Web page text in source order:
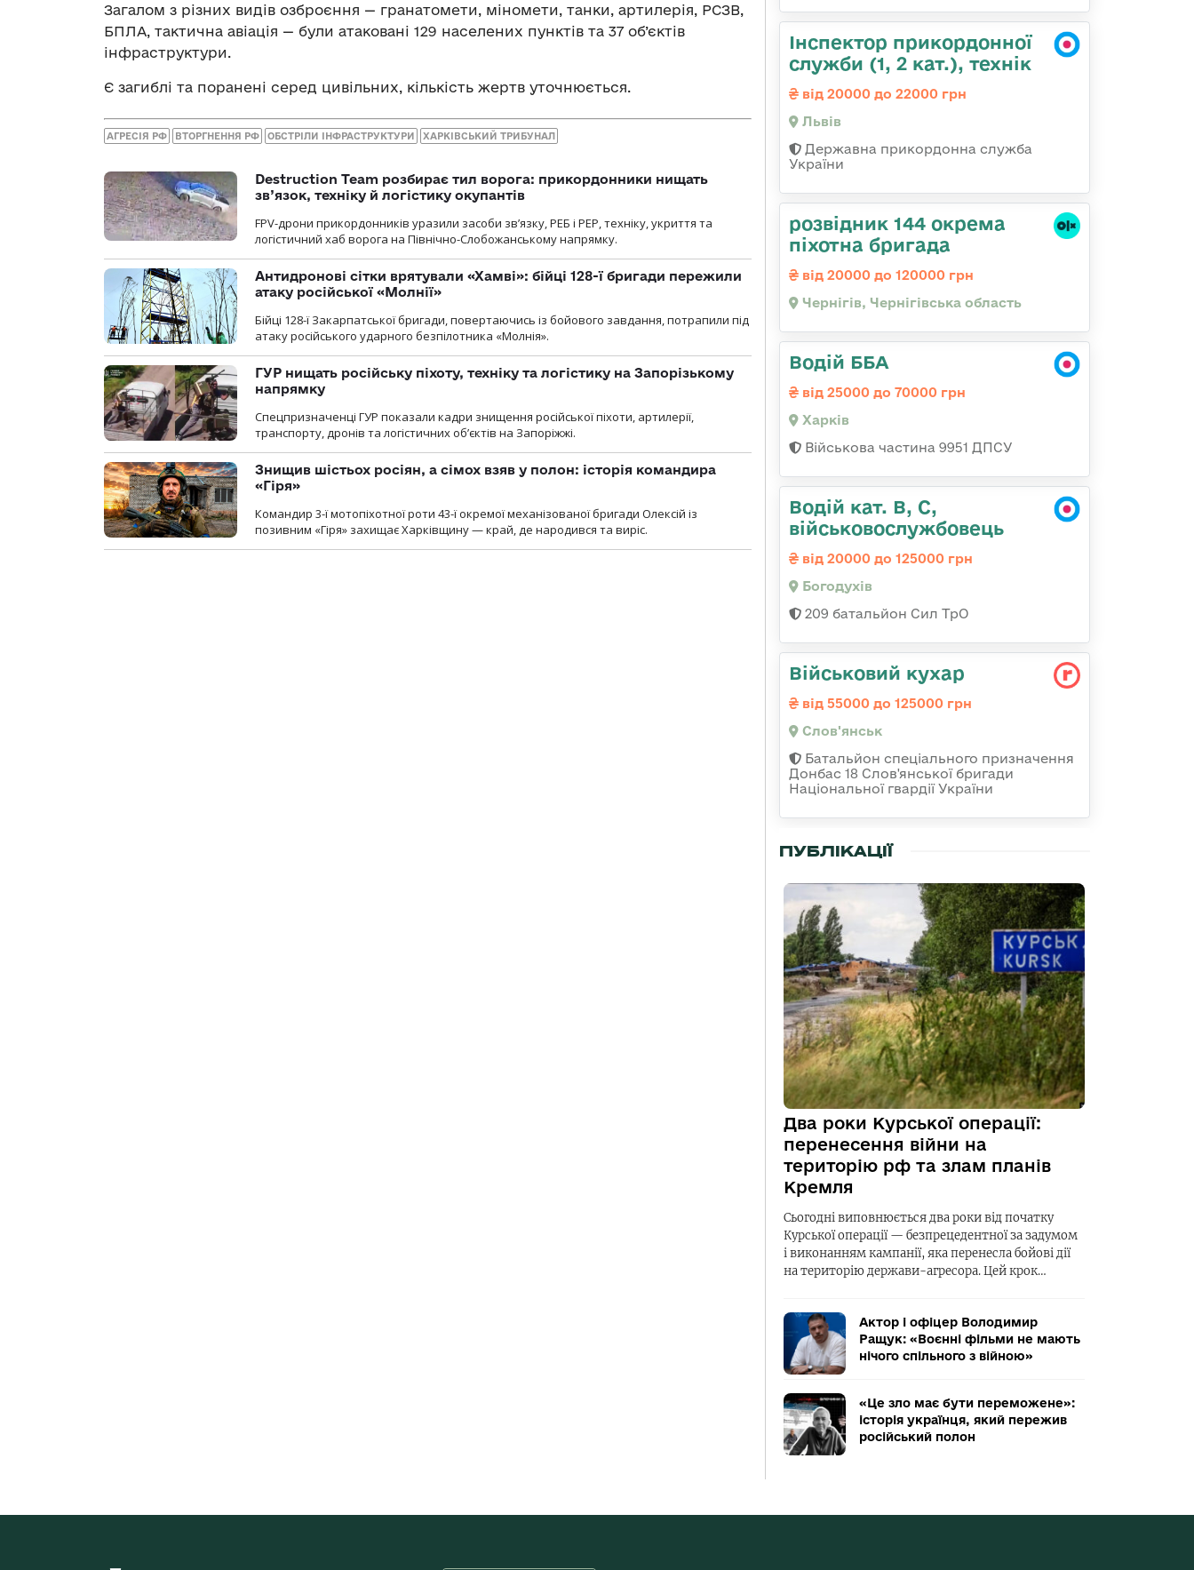
Загалом з різних видів озброєння — гранатомети, міномети, танки, артилерія, РСЗВ,
БПЛА, тактична авіація — були атаковані 129 населених пунктів та 37 об’єктів
інфраструктури.
Є загиблі та поранені серед цивільних, кількість жертв уточнюється.
АГРЕСІЯ РФ ВТОРГНЕННЯ РФ ОБСТРІЛИ ІНФРАСТРУКТУРИ ХАРКІВСЬКИЙ ТРИБУНАЛ
Destruction Team розбирає тил ворога: прикордонники нищать
зв’язок, техніку й логістику окупантів
FPV-дрони прикордонників уразили засоби зв’язку, РЕБ і РЕР, техніку, укриття та
логістичний хаб ворога на Північно-Слобожанському напрямку.
Антидронові сітки врятували «Хамві»: бійці 128-ї бригади пережили
атаку російської «Молнії»
Бійці 128-ї Закарпатської бригади, повертаючись із бойового завдання, потрапили під
атаку російського ударного безпілотника «Молнія».
ГУР нищать російську піхоту, техніку та логістику на Запорізькому
напрямку
Спецпризначенці ГУР показали кадри знищення російської піхоти, артилерії,
транспорту, дронів та логістичних об’єктів на Запоріжжі.
Знищив шістьох росіян, а сімох взяв у полон: історія командира
«Гіря»
Командир 3-ї мотопіхотної роти 43-ї окремої механізованої бригади Олексій із
позивним «Гіря» захищає Харківщину — край, де народився та виріс.
Інспектор прикордонної
служби (1, 2 кат.), технік
від 20000 до 22000 грн
Львів
Державна прикордонна служба
України
розвідник 144 окрема
піхотна бригада
від 20000 до 120000 грн
Чернігів, Чернігівська область
Водій ББА
від 25000 до 70000 грн
Харків
Військова частина 9951 ДПСУ
Водій кат. В, С,
військовослужбовець
від 20000 до 125000 грн
Богодухів
209 батальйон Сил ТрО
Військовий кухар
від 55000 до 125000 грн
Слов'янськ
Батальйон спеціального призначення
Донбас 18 Слов'янської бригади
Національної гвардії України
ПУБЛІКАЦІЇ
Два роки Курської операції:
перенесення війни на
територію рф та злам планів
Кремля
Сьогодні виповнюється два роки від початку
Курської операції — безпрецедентної за задумом
і виконанням кампанії, яка перенесла бойові дії
на територію держави-агресора. Цей крок…
Актор і офіцер Володимир
Ращук: «Воєнні фільми не мають
нічого спільного з війною»
«Це зло має бути переможене»:
історія українця, який пережив
російський полон